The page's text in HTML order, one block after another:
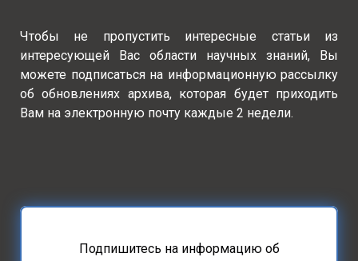
Чтобы не пропустить интересные статьи из
интересующей Вас области научных знаний, Вы
можете подписаться на информационную рассылку
об обновлениях архива, которая будет приходить
Вам на электронную почту каждые 2 недели.
Подпишитесь на информацию об